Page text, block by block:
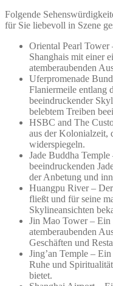
Folgende
für Sie liebevoll in Szene
Oriental Pearl Tower
Shanghais mit einer
atemberaubenden
Uferpromenade
Flaniermeile entlang
beeindruckender
belebtem Treiben
HSBC and The
aus der Kolonialzeit,
widerspiegeln.
Jade Buddha
beeindruckenden
der Anbetung und
Huangpu River –
fließt und für seine
Skylineansichten
Jin Mao Tower – Ein
atemberaubenden
Geschäften und
Jing’an Temple –
Ruhe und
bietet.